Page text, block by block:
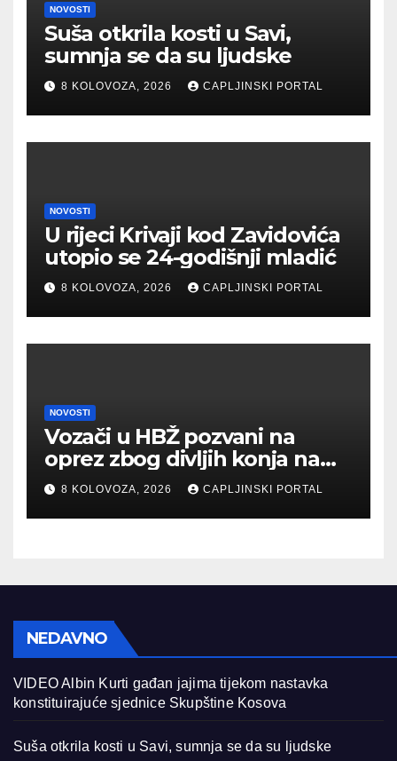
NOVOSTI
Suša otkrila kosti u Savi,
sumnja se da su ljudske
8 KOLOVOZA, 2026 CAPLJINSKI PORTAL
NOVOSTI
U rijeci Krivaji kod Zavidovića
utopio se 24-godišnji mladić
8 KOLOVOZA, 2026 CAPLJINSKI PORTAL
NOVOSTI
Vozači u HBŽ pozvani na
oprez zbog divljih konja na
cestama
8 KOLOVOZA, 2026 CAPLJINSKI PORTAL
NEDAVNO
VIDEO Albin Kurti gađan jajima tijekom nastavka
konstituirajuće sjednice Skupštine Kosova
Suša otkrila kosti u Savi, sumnja se da su ljudske